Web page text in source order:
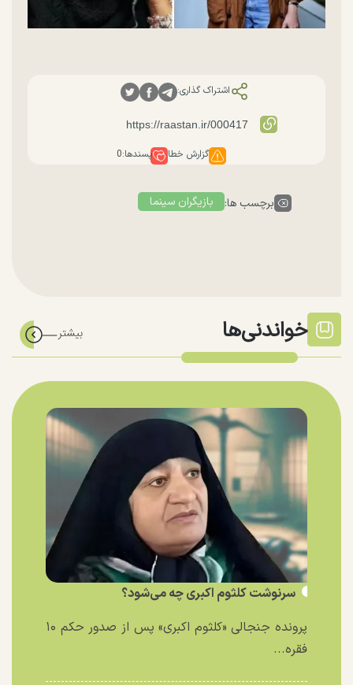
اشتراک گذاری:
گزارش خطا پسندها:0
برچسب ها: بازیگران سینما
خواندنی‌ها
سرنوشت کلثوم اکبری چه می‌شود؟
پرونده جنجالی «کلثوم اکبری» پس از صدور حکم ۱۰
فقره...